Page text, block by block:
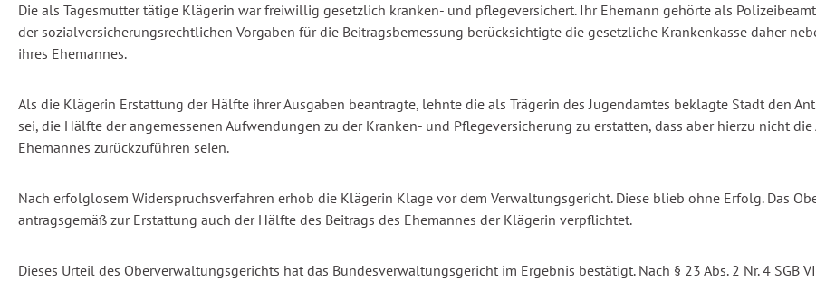
Die als Tagesmutter tätige Klägerin war freiwillig gesetzlich kranken- und pflegeversichert. Ihr Ehemann gehörte als
der sozialversicherungsrechtlichen Vorgaben für die Beitragsbemessung berücksichtigte die gesetzliche Krankenkasse daher
ihres Ehemannes.
Als die Klägerin Erstattung der Hälfte ihrer Ausgaben beantragte, lehnte die als Trägerin des Jugendamtes beklagte Stadt den
sei, die Hälfte der angemessenen Aufwendungen zu der Kranken- und Pflegeversicherung zu erstatten, dass aber hierzu nicht
Ehemannes zurückzuführen seien.
Nach erfolglosem Widerspruchsverfahren erhob die Klägerin Klage vor dem Verwaltungsgericht. Diese blieb ohne Erfolg. Das
antragsgemäß zur Erstattung auch der Hälfte des Beitrags des Ehemannes der Klägerin verpflichtet.
Dieses Urteil des Oberverwaltungsgerichts hat das Bundesverwaltungsgericht im Ergebnis bestätigt. Nach § 23 Abs. 2 Nr. 4 SGB